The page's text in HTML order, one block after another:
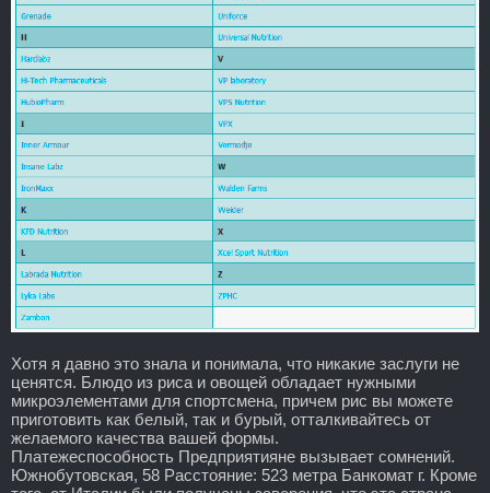
Хотя я давно это знала и понимала, что никакие заслуги не
ценятся. Блюдо из риса и овощей обладает нужными
микроэлементами для спортсмена, причем рис вы можете
приготовить как белый, так и бурый, отталкивайтесь от
желаемого качества вашей формы.
Платежеспособность Предприятияне вызывает сомнений.
Южнобутовская, 58 Расстояние: 523 метра Банкомат г. Кроме